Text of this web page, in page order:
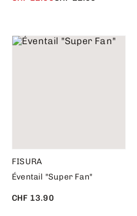
FISURA
Éventail "Super Fan"
CHF 13.90